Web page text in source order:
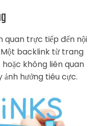
quan trực tiếp đến nội
backlink từ trang
không liên quan
hưởng tiêu cực.